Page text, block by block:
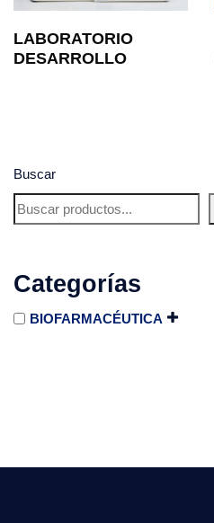
Buscar
Categorías
BIOFARMACÉUTICA
LABORATORIO
DESARROLLO